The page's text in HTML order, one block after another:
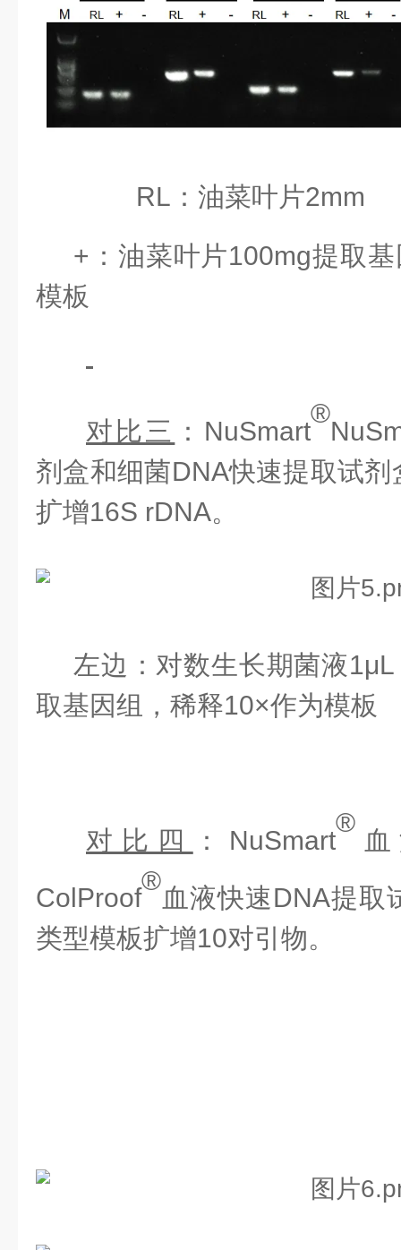
RL ：油菜叶片2mm
+：油菜叶片100mg提取
模板
对比三 ： NuSmart
®
剂盒和细菌DNA快速提取试剂
扩增16S rDNA。
左边：对数生长期菌液
取基因组，稀释10×作为模板
对比四 ： NuSmart
®
ColProof
®
血液快速DNA提取
类型模板扩增10对引物。